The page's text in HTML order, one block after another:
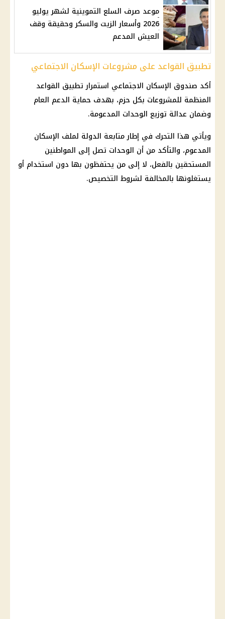
موعد صرف السلع التموينية لشهر يوليو
2026 وأسعار الزيت والسكر وحقيقة وقف
العيش المدعم
تطبيق القواعد على مشروعات الإسكان الاجتماعي
أكد صندوق الإسكان الاجتماعي استمرار تطبيق القواعد
المنظمة للمشروعات بكل حزم، بهدف حماية الدعم العام
وضمان عدالة توزيع الوحدات المدعومة.
ويأتي هذا التحرك في إطار متابعة الدولة لملف الإسكان
المدعوم، والتأكد من أن الوحدات تصل إلى المواطنين
المستحقين بالفعل، لا إلى من يحتفظون بها دون استخدام أو
يستغلونها بالمخالفة لشروط التخصيص.